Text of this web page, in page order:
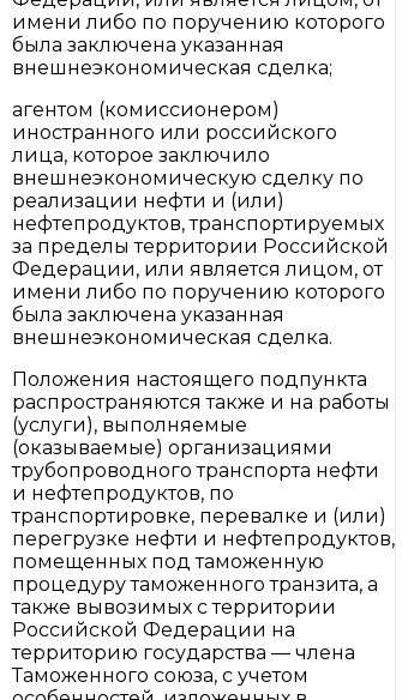
имени либо по поручению которого
была заключена указанная
внешнеэкономическая сделка;
агентом (комиссионером)
иностранного или российского
лица, которое заключило
внешнеэкономическую сделку по
реализации нефти и (или)
нефтепродуктов, транспортируемых
за пределы территории Российской
Федерации, или является лицом, от
имени либо по поручению которого
была заключена указанная
внешнеэкономическая сделка.
Положения настоящего подпункта
распространяются также и на работы
(услуги), выполняемые
(оказываемые) организациями
трубопроводного транспорта нефти
и нефтепродуктов, по
транспортировке, перевалке и (или)
перегрузке нефти и нефтепродуктов,
помещенных под таможенную
процедуру таможенного транзита, а
также вывозимых с территории
Российской Федерации на
территорию государства — члена
Таможенного союза, с учетом